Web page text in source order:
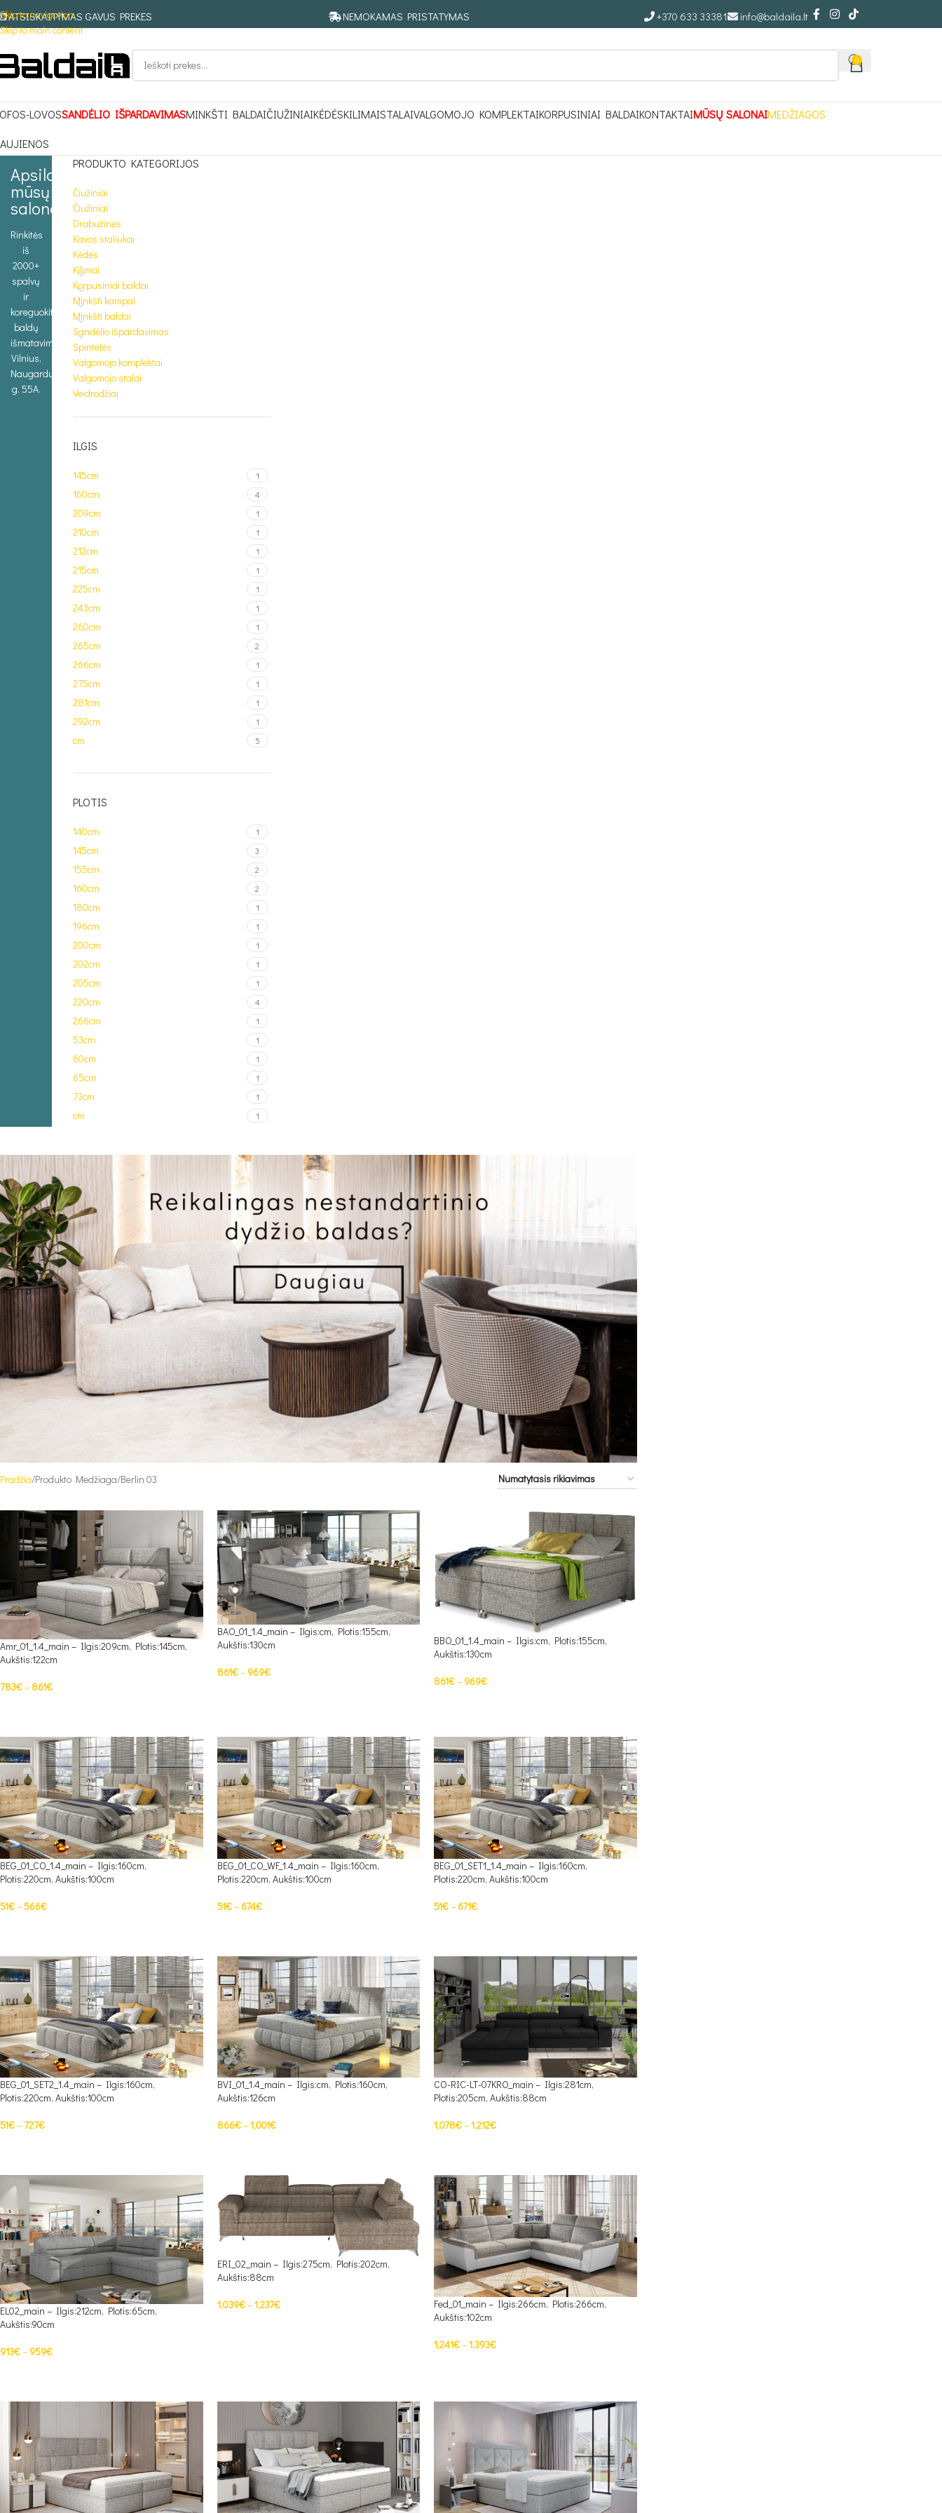
Skip to navigation
Skip to main content
ATSISKAITYMAS GAVUS PREKES NEMOKAMAS PRISTATYMAS +370 633 33381 info@baldaila.lt
0
LOVOSSANDĖLIO IŠPARDAVIMASMINKŠTI BALDAIČIUŽINIAIKĖDĖSKILIMAISTALAIVALGOMOJO KOMPLEKTAIKORPUSINIAI BALDAIKONTAKTAIMŪSŲ SALONAIMEDŽIAGOS
Apsilankykite
mūsų
salone
Rinkitės
iš
2000+
spalvų
ir
koreguokite
baldų
išmatavimus.
Vilnius,
Naugarduko
g. 55A.
PRODUKTO KATEGORIJOS
Čiužiniai
Čiužiniai
Drabužinės
Kavos staliukai
Kėdės
Kilimai
Korpusiniai baldai
Minkšti kampai
Minkšti baldai
Sandėlio išpardavimas
Spintelės
Valgomojo komplektai
Valgomojo stalai
Veidrodžiai
ILGIS
145cm 1
160cm 4
209cm 1
210cm 1
212cm 1
215cm 1
225cm 1
243cm 1
260cm 1
265cm 2
266cm 1
275cm 1
281cm 1
292cm 1
cm 5
PLOTIS
140cm 1
145cm 3
155cm 2
160cm 2
180cm 1
196cm 1
200cm 1
202cm 1
205cm 1
220cm 4
266cm 1
53cm 1
60cm 1
65cm 1
73cm 1
cm 1
Pradžia Produkto Medžiaga Berlin 03
Amr_01_1.4_main – Ilgis:209cm, Plotis:145cm,
Aukštis:122cm
783€– 861€
BAO_01_1.4_main – Ilgis:cm, Plotis:155cm,
Aukštis:130cm
861€– 969€
BBO_01_1.4_main – Ilgis:cm, Plotis:155cm,
Aukštis:130cm
861€– 969€
BEG_01_CO_1.4_main – Ilgis:160cm,
Plotis:220cm, Aukštis:100cm
51€–566€
BEG_01_CO_WF_1.4_main – Ilgis:160cm,
Plotis:220cm, Aukštis:100cm
51€– 674€
BEG_01_SET1_1.4_main – Ilgis:160cm,
Plotis:220cm, Aukštis:100cm
51€– 671€
BEG_01_SET2_1.4_main – Ilgis:160cm,
Plotis:220cm, Aukštis:100cm
51€– 727€
BVI_01_1.4_main – Ilgis:cm, Plotis:160cm,
Aukštis:126cm
866€–1,001€
CO-RIC-LT-07KRO_main – Ilgis:281cm,
Plotis:205cm, Aukštis:88cm
1,078€–1,212€
EL02_main – Ilgis:212cm, Plotis:65cm,
Aukštis:90cm
913€– 959€
ERI_02_main – Ilgis:275cm, Plotis:202cm,
Aukštis:88cm
1,039€–1,237€
Fed_01_main – Ilgis:266cm, Plotis:266cm,
Aukštis:102cm
1,241€–1,393€